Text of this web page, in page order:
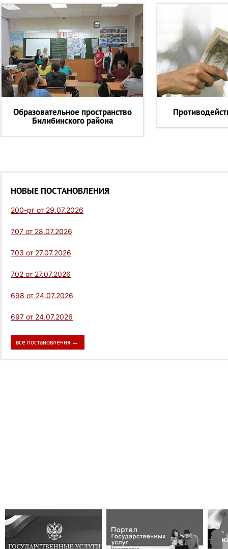
Образовательное пространство
Билибинского района
НОВЫЕ ПОСТАНОВЛЕНИЯ
200-рг от 29.07.2026
707 от 28.07.2026
703 от 27.07.2026
702 от 27.07.2026
698 от 24.07.2026
697 от 24.07.2026
все постановления →